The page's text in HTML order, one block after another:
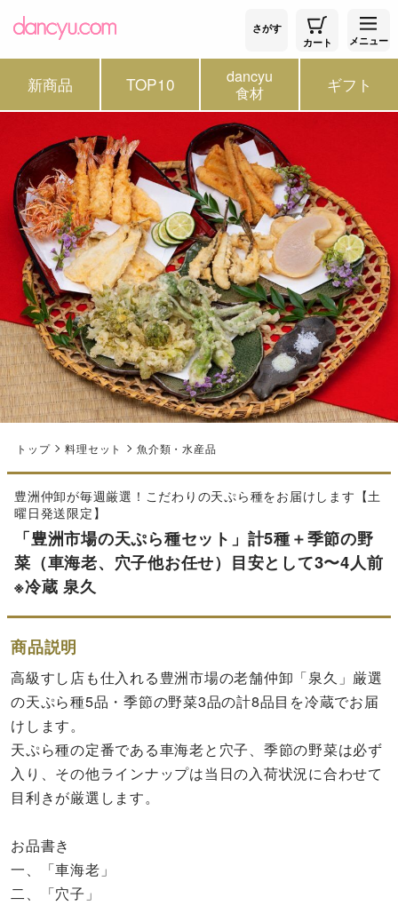
さがす
カート
メニュー
新商品 TOP10 dancyu
食材 ギフト
トップ 料理セット 魚介類・水産品
豊洲仲卸が毎週厳選！こだわりの天ぷら種をお届けします【土
曜日発送限定】
「豊洲市場の天ぷら種セット」計5種＋季節の野
菜（車海老、穴子他お任せ）目安として3〜4人前
※冷蔵 泉久
商品説明
高級すし店も仕入れる豊洲市場の老舗仲卸「泉久」厳選
の天ぷら種5品・季節の野菜3品の計8品目を冷蔵でお届
けします。
天ぷら種の定番である車海老と穴子、季節の野菜は必ず
入り、その他ラインナップは当日の入荷状況に合わせて
目利きが厳選します。
お品書き
一、「車海老」
二、「穴子」